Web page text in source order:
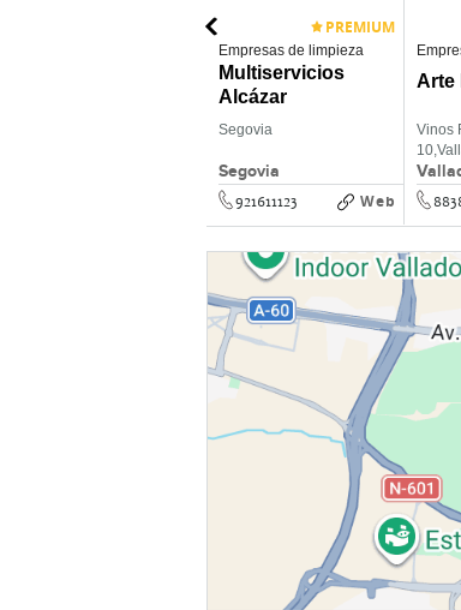
PREMIUM
Empresas de limpieza
Multiservicios
Alcázar
Segovia
Segovia
921611123 Web
Arte
Vinos
10,